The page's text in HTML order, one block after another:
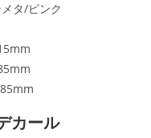
タ/ピンク
カール